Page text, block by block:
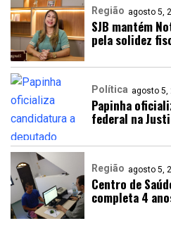
Região agosto 5,
SJB mantém
pela solidez
Política agosto 5,
Papinha
federal na
Região agosto 5,
Centro de
completa 4